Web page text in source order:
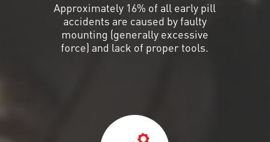
Approximately 16% of all early pill
accidents are caused by faulty
mounting (generally excessive
force) and lack of proper tools.